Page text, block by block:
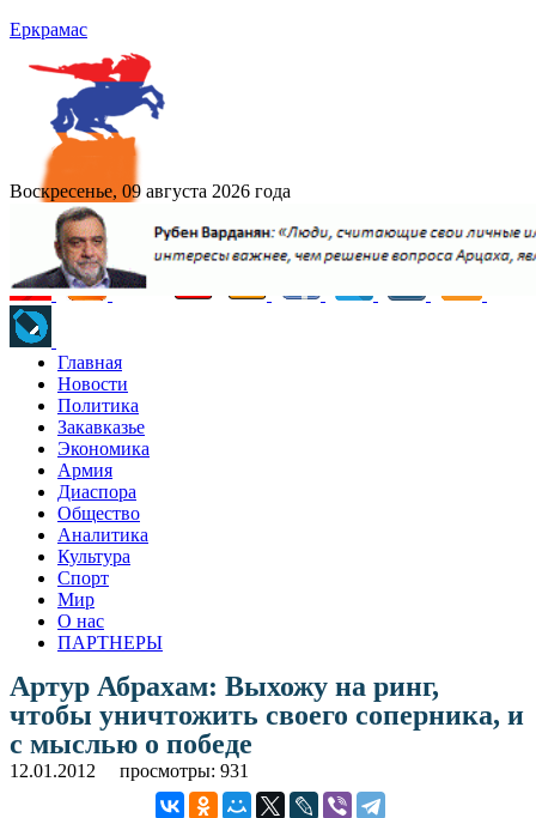
Еркрамас
Воскресенье, 09 августа 2026 года
Главная
Новости
Политика
Закавказье
Экономика
Армия
Диаспора
Общество
Аналитика
Культура
Спорт
Мир
О нас
ПАРТНЕРЫ
Артур Абрахам: Выхожу на ринг,
чтобы уничтожить своего соперника, и
с мыслью о победе
12.01.2012 просмотры: 931